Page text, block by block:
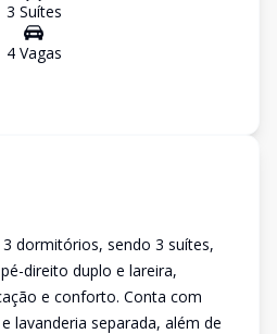
3 Suítes
4Vagas
dormitórios, sendo 3 suítes,
direito duplo e lareira,
e conforto. Conta com
lavanderia separada, além de